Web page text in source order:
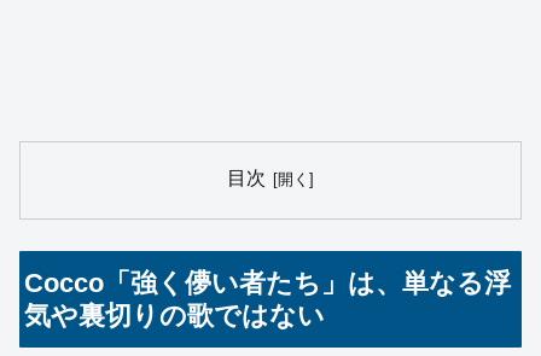
目次
Cocco「強く儚い者たち」は、単なる浮
気や裏切りの歌ではない